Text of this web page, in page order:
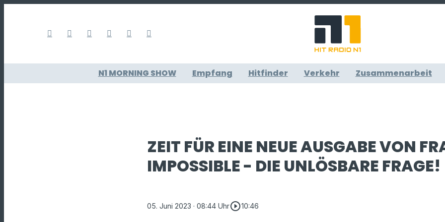
N1 MORNING SHOW Empfang Hitfinder Verkehr Zusammenarbeit
ZEIT FÜR EINE NEUE AUSGABE VON
IMPOSSIBLE - DIE UNLÖSBARE FRAGE!
05. Juni 2023 · 08:44 Uhrplay_circle_outline10:46